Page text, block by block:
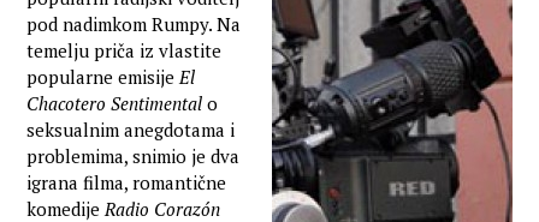
pod nadimkom Rumpy. Na
temelju priča iz vlastite
popularne emisijeEl
Chacotero Sentimental o
seksualnim anegdotama i
problemima, snimio je dva
igrana filma, romantične
komedijeRadio Corazón